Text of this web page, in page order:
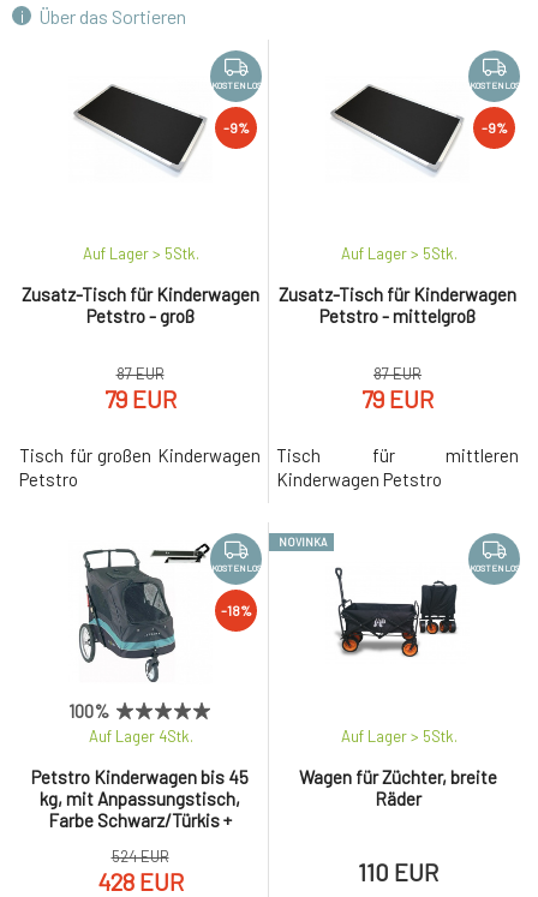
KOSTENLOS
-17%
Bezug mit Taschen für den Pflegetisch
KOSTENLOS
Zusatz-Tisch für Kinderwagen Petstro -
mittelgroß
79 EUR
Über das Sortieren
KOSTENLOS
-9%
Zusatz-Tisch für Kinderwagen
Petstro - groß
Auf Lager > 5Stk.
87 EUR
79 EUR
Tisch für großen Kinderwagen
Petstro
KOSTENLOS
-9%
Zusatz-Tisch für Kinderwagen
Petstro - mittelgroß
Auf Lager > 5Stk.
87 EUR
79 EUR
Tisch für mittleren
Kinderwagen Petstro
KOSTENLOS
-18%
100%
Petstro Kinderwagen bis 45
kg, mit Anpassungstisch,
Farbe Schwarz/Türkis +
Auf Lager 4Stk.
524 EUR
428 EUR
NOVINKA
KOSTENLOS
Wagen für Züchter, breite
Räder
Auf Lager > 5Stk.
110 EUR